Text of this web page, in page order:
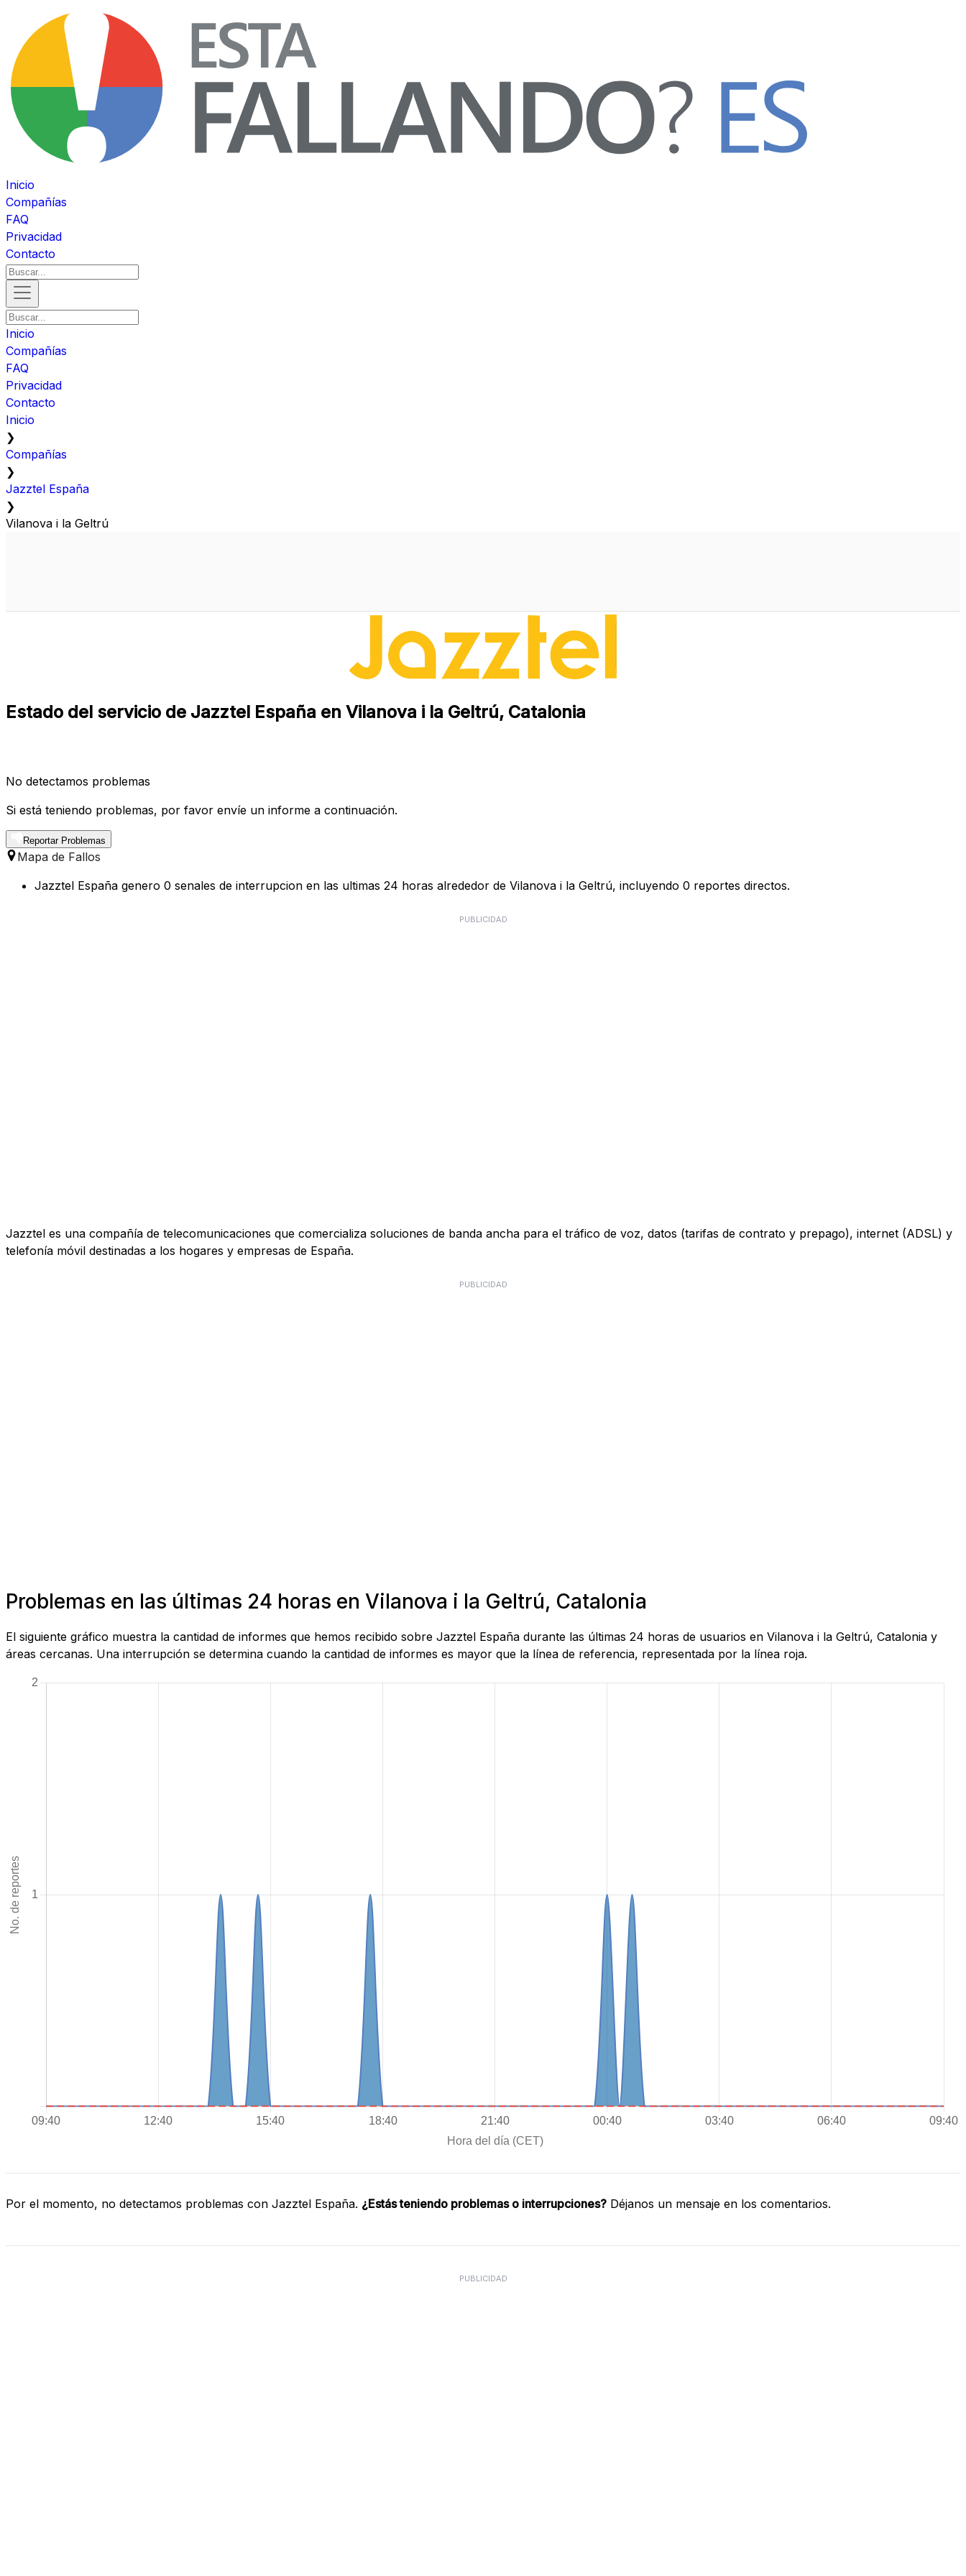
Inicio
Compañías
FAQ
Privacidad
Contacto
Inicio
Compañías
FAQ
Privacidad
Contacto
Inicio
❯
Compañías
❯
Jazztel España
❯
Vilanova i la Geltrú
Estado del servicio de Jazztel España en Vilanova i la Geltrú, Catalonia
No detectamos problemas
Si está teniendo problemas, por favor envíe un informe a continuación.
Reportar Problemas
Mapa de Fallos
Jazztel España genero 0 senales de interrupcion en las ultimas 24 horas alrededor de Vilanova i la Geltrú, incluyendo 0 reportes directos.
PUBLICIDAD
Jazztel es una compañía de telecomunicaciones que comercializa soluciones de banda ancha para el tráfico de voz, datos (tarifas de contrato y prepago), internet (ADSL) y
telefonía móvil destinadas a los hogares y empresas de España.
PUBLICIDAD
Problemas en las últimas 24 horas en Vilanova i la Geltrú, Catalonia
El siguiente gráfico muestra la cantidad de informes que hemos recibido sobre Jazztel España durante las últimas 24 horas de usuarios en Vilanova i la Geltrú, Catalonia y
áreas cercanas. Una interrupción se determina cuando la cantidad de informes es mayor que la línea de referencia, representada por la línea roja.
Por el momento, no detectamos problemas con Jazztel España. ¿Estás teniendo problemas o interrupciones? Déjanos un mensaje en los comentarios.
PUBLICIDAD